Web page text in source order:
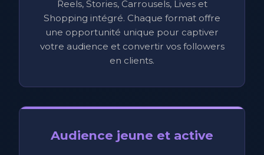
Reels, Stories, Carrousels, Lives et
Shopping intégré. Chaque format offre
une opportunité unique pour captiver
votre audience et convertir vos followers
en clients.
Audience jeune et active